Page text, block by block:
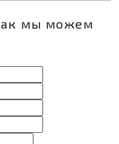
мы можем